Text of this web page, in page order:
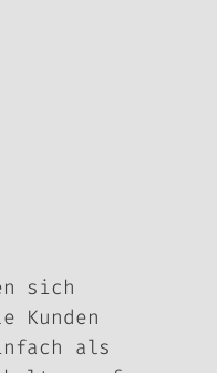
sich
Kunden
als